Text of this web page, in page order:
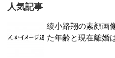
人気記事
綾小路翔の素顔画
た年齢と現在離婚